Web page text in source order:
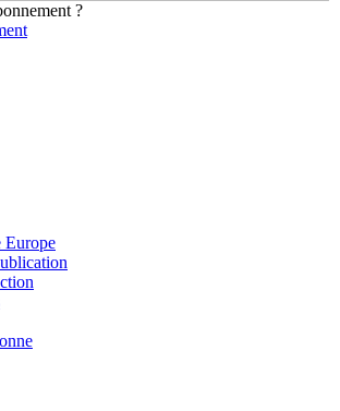
?
Europe